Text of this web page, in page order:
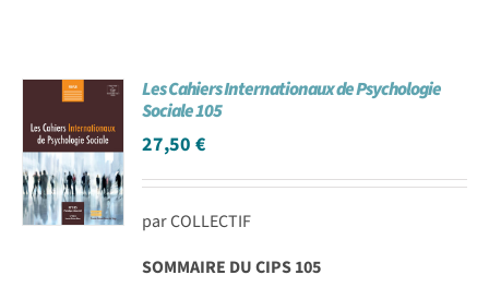
Les Cahiers Internationaux de Psychologie
Sociale 105
27,50€
par COLLECTIF
SOMMAIRE DU CIPS 105